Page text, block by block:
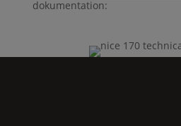
dokumentation: